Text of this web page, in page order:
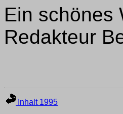
Ein schönes
Redakteur
Inhalt 1995